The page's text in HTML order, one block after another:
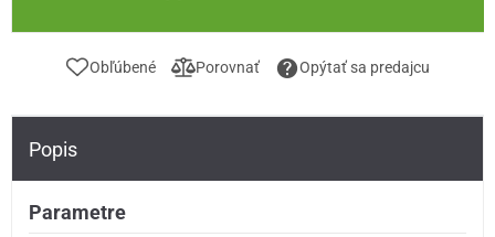
Obľúbené Porovnať Opýtať sa predajcu
Popis
Parametre